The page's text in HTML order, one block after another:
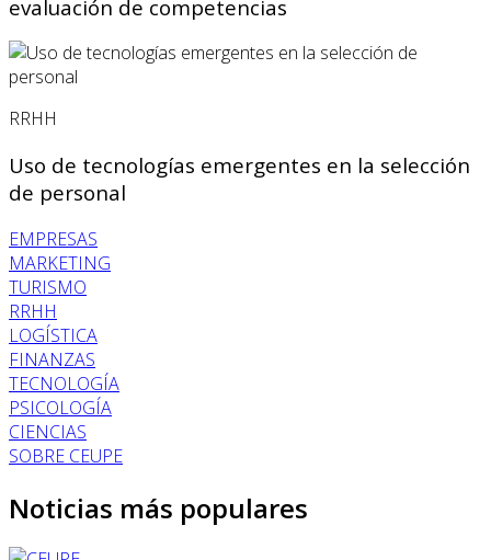
evaluación de competencias
RRHH
Uso de tecnologías emergentes en la selección
de personal
EMPRESAS
MARKETING
TURISMO
RRHH
LOGÍSTICA
FINANZAS
TECNOLOGÍA
PSICOLOGÍA
CIENCIAS
SOBRE CEUPE
Noticias más populares